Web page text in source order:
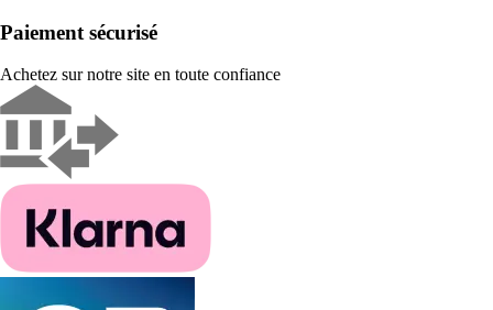
Paiement sécurisé
Achetez sur notre site en toute confiance